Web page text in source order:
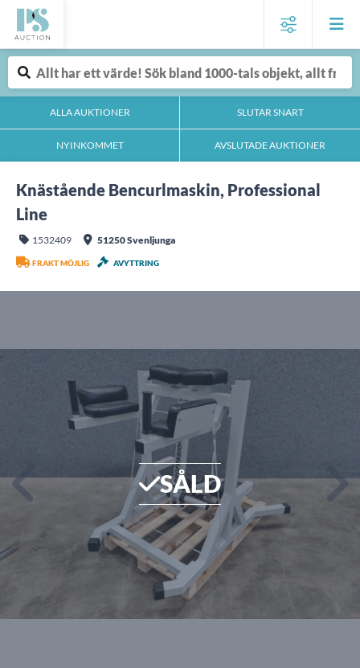
ALLA AUKTIONER SLUTAR SNART
NYINKOMMET AVSLUTADE AUKTIONER
Knästående Bencurlmaskin, Professional
Line
1532409 51250 Svenljunga
FRAKT MÖJLIG AVYTTRING
SÅLD